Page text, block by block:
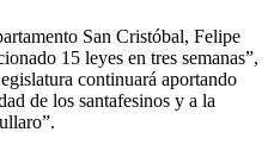
San Cristóbal, Felipe
15 leyes en tres semanas”,
continuará aportando
de los santafesinos y a la